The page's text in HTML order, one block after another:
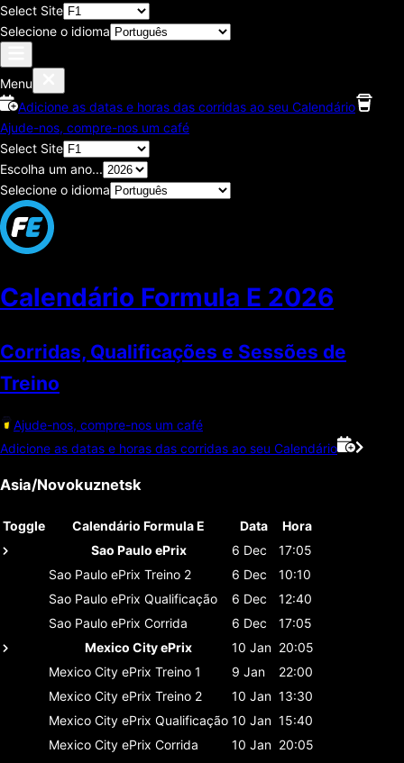
Select Site
Selecione o idioma
Menu
Adicione as datas e horas das corridas ao seu Calendário
Ajude-nos, compre-nos um café
Select Site
Escolha um ano...
Selecione o idioma
Calendário Formula E 2026
Corridas, Qualificações e Sessões de
Treino
Ajude-nos, compre-nos um café
Adicione as datas e horas das corridas ao seu Calendário
Asia/Novokuznetsk
Toggle Calendário Formula E Data
Hora
Sao Paulo ePrix
6 Dec
17:05
Sao Paulo ePrix Treino 2 6 Dec
10:10
Sao Paulo ePrix Qualificação 6 Dec
12:40
Sao Paulo ePrix Corrida 6 Dec
17:05
Mexico City ePrix
10 Jan 20:05
Mexico City ePrix Treino 1 9 Jan
22:00
Mexico City ePrix Treino 2 10 Jan 13:30
Mexico City ePrix Qualificação 10 Jan 15:40
Mexico City ePrix Corrida 10 Jan 20:05